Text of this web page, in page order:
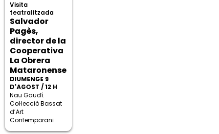
Visita
teatralitzada
Salvador
Pagès,
director de la
Cooperativa
La Obrera
Mataronense
DIUMENGE 9
D'AGOST / 12 H
Nau Gaudí.
Col·lecció Bassat
d’Art
Contemporani